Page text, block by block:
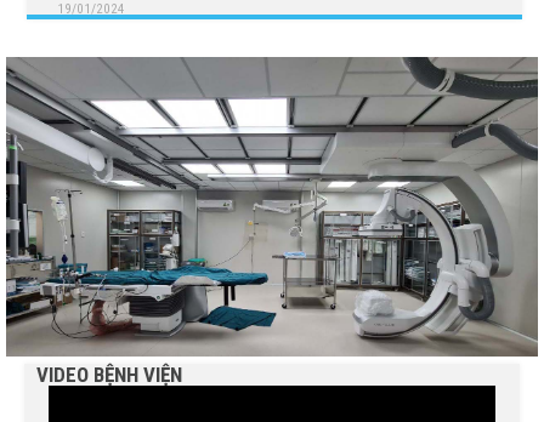
19/01/2024
VIDEO BỆNH VIỆN